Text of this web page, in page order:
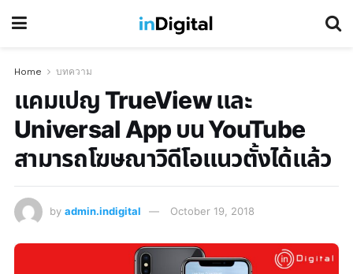
Home บทความ
แคมเปญ TrueView และ
Universal App บน YouTube
สามารถโฆษณาวิดีโอแนวตั้งได้แล้ว
by admin.indigital October 19, 2018